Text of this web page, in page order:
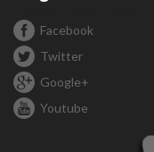
Facebook
Twitter
Google+
Youtube